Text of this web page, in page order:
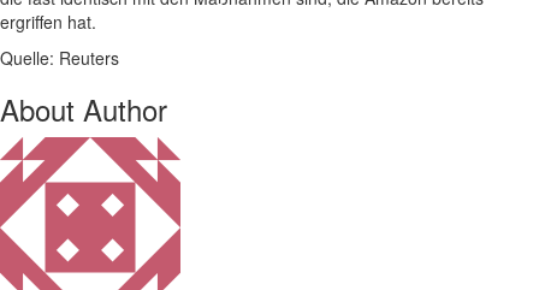
ergriffen hat.
Quelle: Reuters
About Author